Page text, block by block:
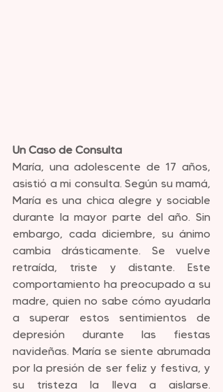
Un Caso de Consulta
María, una adolescente de 17 años,
asistió a mi consulta. Según su mamá,
María es una chica alegre y sociable
durante la mayor parte del año. Sin
embargo, cada diciembre, su ánimo
cambia drásticamente. Se vuelve
retraída, triste y distante. Este
comportamiento ha preocupado a su
madre, quien no sabe cómo ayudarla
a superar estos sentimientos de
depresión durante las fiestas
navideñas. María se siente abrumada
por la presión de ser feliz y festiva, y
su tristeza la lleva a aislarse.